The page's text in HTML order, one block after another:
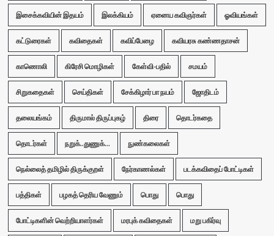
இசைக்கவியின் இதயம் இலக்கியம் ஏனைய கவிஞர்கள் ஓவியங்கள்
கட்டுரைகள் கவிதைகள் கவிப்பேழை கவியரசு கண்ணதாசன்
காணொலி கிரேசி மொழிகள் கேள்வி-பதில் சமயம்
சிறுகதைகள் செய்திகள் சேக்கிழார் பா நயம் ஜோதிடம்
தலையங்கம் திருமால் திருப்புகழ் திரை தொடர்கதை
தொடர்கள் நறுக்..துணுக்... நுண்கலைகள்
நெல்லைத் தமிழில் திருக்குறள் நேர்காணல்கள் படக்கவிதைப் போட்டிகள்
பத்திகள் பழகத் தெரிய வேணும் பொது பொது
போட்டிகளின் வெற்றியாளர்கள் மரபுக் கவிதைகள் மறு பகிர்வு